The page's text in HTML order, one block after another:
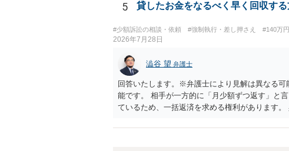
5 貸したお金をなるべく早く回収す
#少額訴訟の相談・依頼 #強制執行・差し押さえ #140万
2026年7月28日
澁谷 望 弁護士
回答いたします。※弁護士により見解は異なる
能です。 相手が一方的に「月少額ずつ返す」と
ているため、一括返済を求める権利があります
は、相手の身元が必要です。分からない場合は